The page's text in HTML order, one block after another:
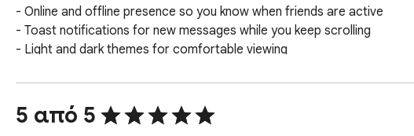
- Online and offline presence so you know when friends are active
- Toast notifications for new messages while you keep scrolling
- Light and dark themes for comfortable viewing
ShortsShare is an independent project and is not affiliated with,
trademark of Google LLC; it is used here only to describe where the
5 από 5